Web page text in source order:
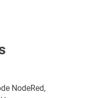
NodeRed,